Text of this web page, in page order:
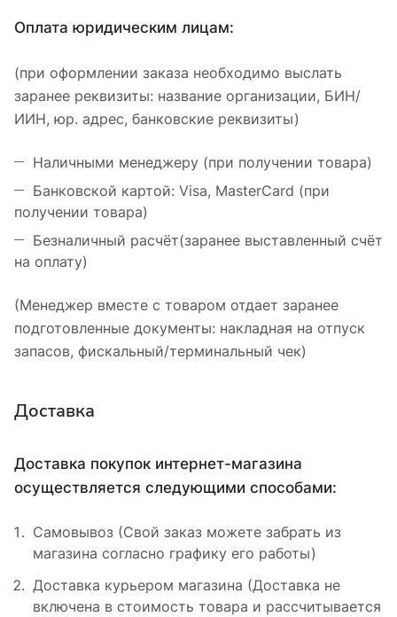
Оплата юридическим лицам:
(при оформлении заказа необходимо выслать
заранее реквизиты: название организации, БИН/
ИИН, юр. адрес, банковские реквизиты)
Наличными менеджеру (при получении товара)
Банковской картой: Visa, MasterCard (при
получении товара)
Безналичный расчёт(заранее выставленный счёт
на оплату)
(Менеджер вместе с товаром отдает заранее
подготовленные документы: накладная на отпуск
запасов, фискальный/терминальный чек)
Доставка
Доставка покупок интернет-магазина
осуществляется следующими способами:
Самовывоз (Свой заказ можете забрать из
магазина согласно графику его работы)
Доставка курьером магазина (Доставка не
включена в стоимость товара и рассчитывается